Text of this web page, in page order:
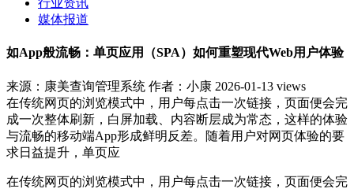
行业资讯
媒体报道
如App般流畅：单页应用（SPA）如何重塑现代Web用户体验
来源：康美查询管理系统 作者：小康 2026-01-13 views
在传统网页的浏览模式中，用户每点击一次链接，页面便会完
成一次整体刷新，白屏加载、内容断层成为常态，这样的体验
与流畅的移动端App形成鲜明反差。随着用户对网页体验的要
求日益提升，单页应
在传统网页的浏览模式中，用户每点击一次链接，页面便会完